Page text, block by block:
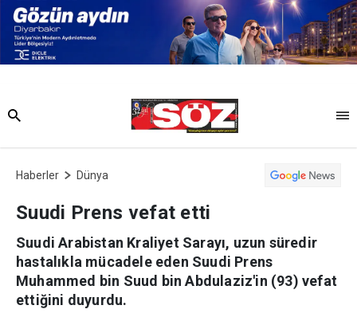
Haberler Dünya
Suudi Prens vefat etti
Suudi Arabistan Kraliyet Sarayı, uzun süredir
hastalıkla mücadele eden Suudi Prens
Muhammed bin Suud bin Abdulaziz'in (93) vefat
ettiğini duyurdu.